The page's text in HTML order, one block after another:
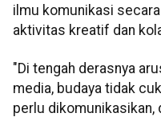
ilmu komunikasi
aktivitas kreatif dan
"Di tengah derasnya
media, budaya tidak
perlu dikomunikasikan,